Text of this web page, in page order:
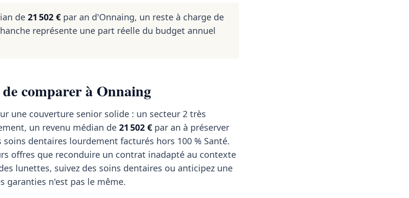
de 21 502 € par an d'Onnaing, un reste à charge de
représente une part réelle du budget annuel
comparer à Onnaing
une couverture senior solide : un secteur 2 très
un revenu médian de 21 502 € par an à préserver
dentaires lourdement facturés hors 100 % Santé.
offres que reconduire un contrat inadapté au contexte
lunettes, suivez des soins dentaires ou anticipez une
garanties n'est pas le même.